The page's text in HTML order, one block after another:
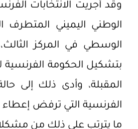
وقد أجريت الانتخابات
الوطني اليميني المتطرف
الوسطي في المركز
بتشكيل الحكومة الفرنسية
المقبلة، وأدى ذلك إلى
الفرنسية التي ترفض
ما يترتب على ذلك من